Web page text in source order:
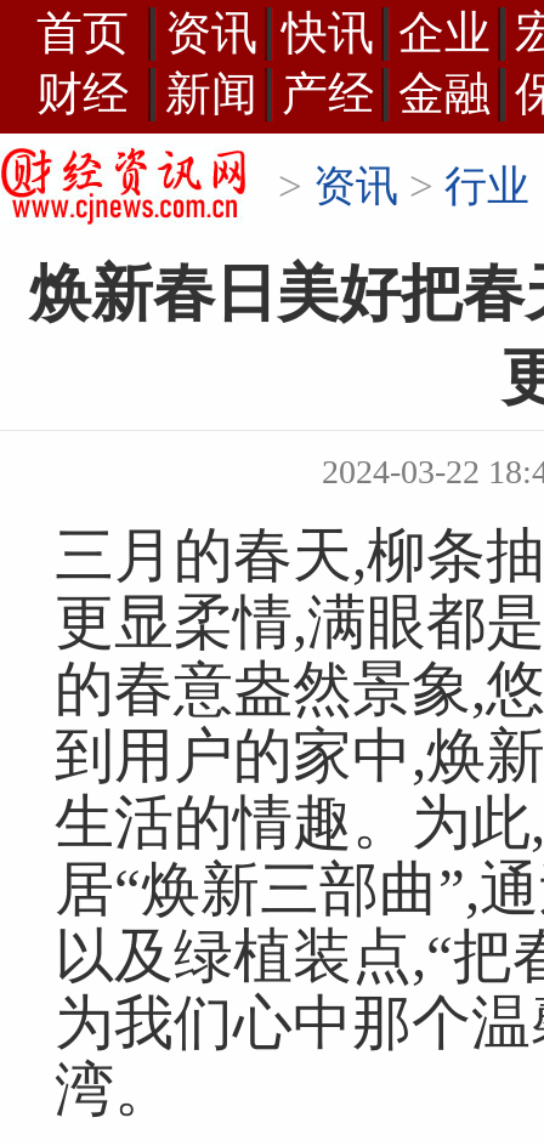
首页 资讯 快讯 企业
财经
新闻 产经 金融
> 资讯 > 行业
焕新春日美好把
2024-03-22
三月的春天,柳条
更显柔情,满眼都
的春意盎然景象,
到用户的家中,焕
生活的情趣。为
居“焕新三部曲”,
以及绿植装点,“把
为我们心中那个
湾。